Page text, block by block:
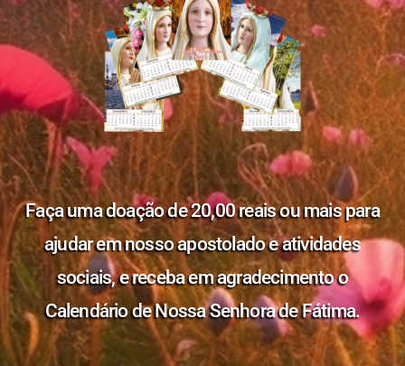
Faça uma doação de 20,00 reais ou mais para
ajudar em nosso apostolado e atividades
sociais, e receba em agradecimento o
Calendário de Nossa Senhora de Fátima.